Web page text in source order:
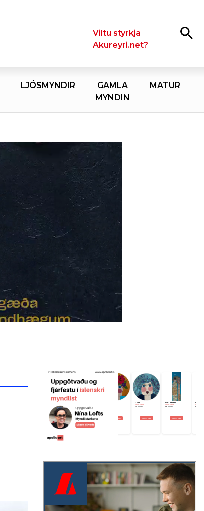
LeitaViltu styrkja
Akureyri.net?
LJÓSMYNDIR
GAMLA
MYNDIN
MATUR